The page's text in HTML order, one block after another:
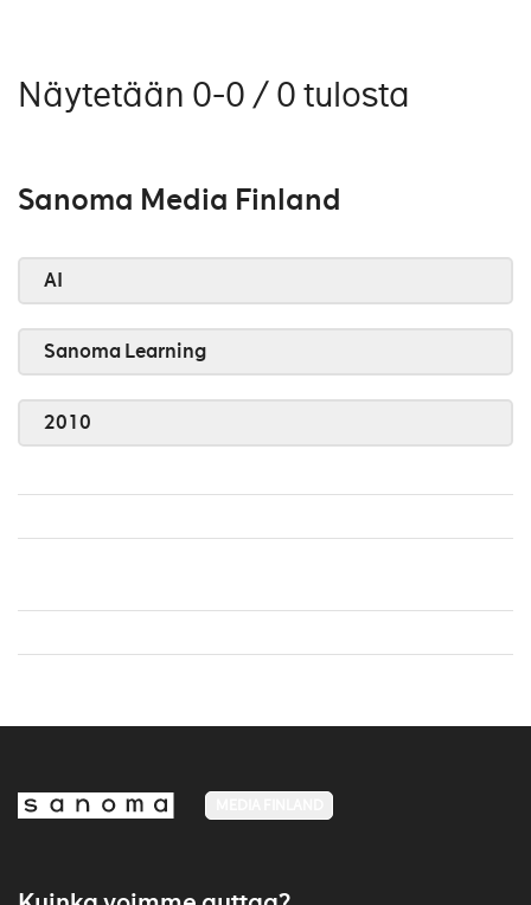
Näytetään 0-0 / 0 tulosta
Sanoma Media Finland
AI
Sanoma Learning
2010